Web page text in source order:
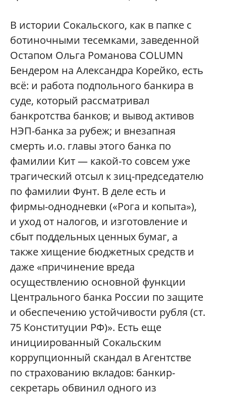
В истории Сокальского, как в папке с
ботиночными тесемками, заведенной
Остапом Ольга Романова COLUMN
Бендером на Александра Корейко, есть
всё: и работа подпольного банкира в
суде, который рассматривал
банкротства банков; и вывод активов
НЭП-банка за рубеж; и внезапная
смерть и.о. главы этого банка по
фамилии Кит — какой-то совсем уже
трагический отсыл к зиц-председателю
по фамилии Фунт. В деле есть и
фирмы-однодневки («Рога и копыта»),
и уход от налогов, и изготовление и
сбыт поддельных ценных бумаг, а
также хищение бюджетных средств и
даже «причинение вреда
осуществлению основной функции
Центрального банка России по защите
и обеспечению устойчивости рубля (ст.
75 Конституции РФ)». Есть еще
инициированный Сокальским
коррупционный скандал в Агентстве
по страхованию вкладов: банкир-
секретарь обвинил одного из